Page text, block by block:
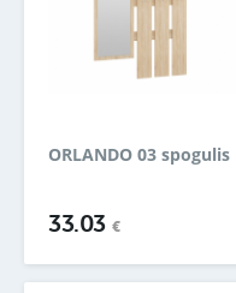
ORLANDO 03 spogulis
33.03 €